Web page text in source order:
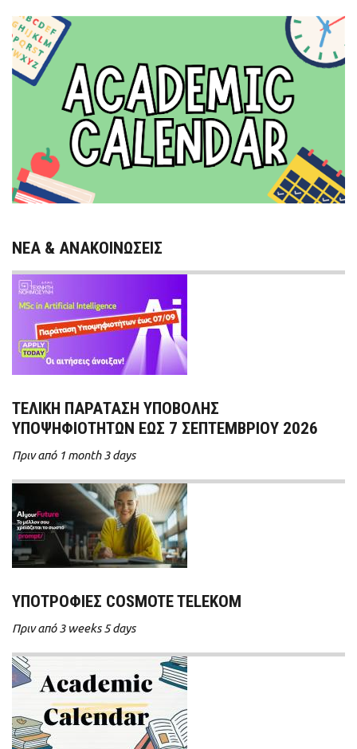
ΝΕΑ & ΑΝΑΚΟΙΝΩΣΕΙΣ
ΤΕΛΙΚΗ ΠΑΡΑΤΑΣΗ ΥΠΟΒΟΛΗΣ
ΥΠΟΨΗΦΙΟΤΗΤΩΝ ΕΩΣ 7 ΣΕΠΤΕΜΒΡΙΟΥ 2026
Πριν από 1 month 3 days
ΥΠΟΤΡΟΦΊΕΣ COSMOTE TELEKOM
Πριν από 3 weeks 5 days